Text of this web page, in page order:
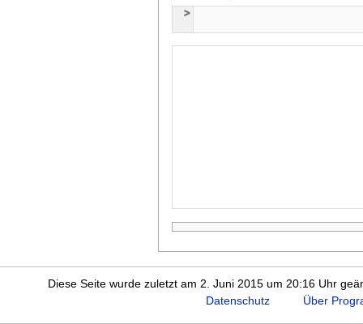
Diese Seite wurde zuletzt am 2. Juni 2015 um 20:16 Uhr
Datenschutz
Über